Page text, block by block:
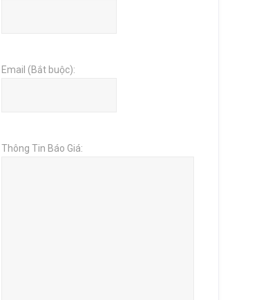
Email (Bắt buộc):
Thông Tin Báo Giá: